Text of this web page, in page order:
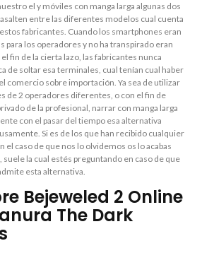
el y móviles con manga larga algunas dos
entre las diferentes modelos cual cuenta
fabricantes. Cuando los smartphones eran
para los operadores y no ha transpirado eran
fin de la cierta lazo, las fabricantes nunca
de soltar esa terminales, cual tenían cual haber
comercio sobre importación. Ya sea de utilizar
de 2 operadores diferentes, o con el fin de
de la profesional, narrar con manga larga
con el pasar del tiempo esa alternativa
Si es de los que han recibido cualquier
el caso de que nos lo olvidemos os lo acabas
la cual estés preguntando en caso de que
esta alternativa.
Bejeweled 2 Online
The Dark